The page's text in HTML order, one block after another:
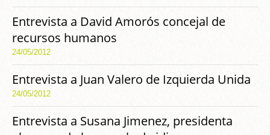
Entrevista a David Amorós concejal de
recursos humanos
24/05/2012
Entrevista a Juan Valero de Izquierda Unida
24/05/2012
Entrevista a Susana Jimenez, presidenta